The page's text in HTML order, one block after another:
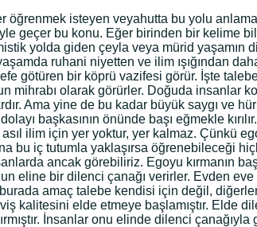
öğrenmek isteyen veyahutta bu yolu
geçer bu konu. Eğer birinden bir kelime
yolda giden çeyla veya mürid yaşamın
ruhani niyetten ve ilim ışığından
götüren bir köprü vazifesi görür. İşte
mihrabı olarak görürler. Doğuda insanlar
Ama yine de bu kadar büyük saygı
başkasının önünde başı eğmekle
ilim için yer yoktur, yer kalmaz. Çünkü
bu iç tutumla yaklaşırsa
ancak görebiliriz. Egoyu kırmanın
eline bir dilenci çanağı verirler. Evden
amaç talebe kendisi için değil,
kalitesini elde etmeye başlamıştır. Elde
İnsanlar onu elinde dilenci